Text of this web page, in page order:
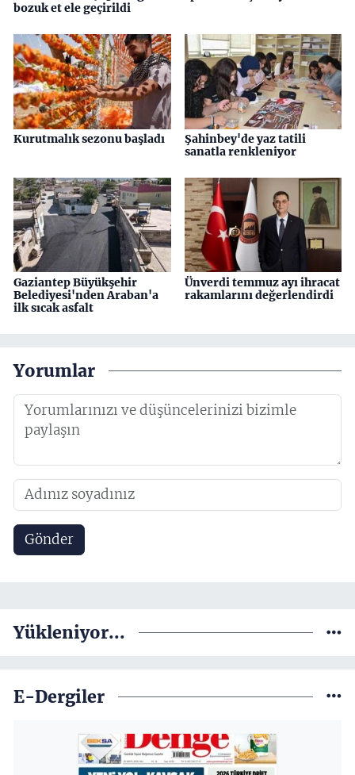
bozuk et ele geçirildi
Kurutmalık sezonu başladı
Şahinbey'de yaz tatili
sanatla renkleniyor
Gaziantep Büyükşehir
Belediyesi'nden Araban'a
ilk sıcak asfalt
Ünverdi temmuz ayı ihracat
rakamlarını değerlendirdi
Yorumlar
Gönder
Yükleniyor...
E-Dergiler